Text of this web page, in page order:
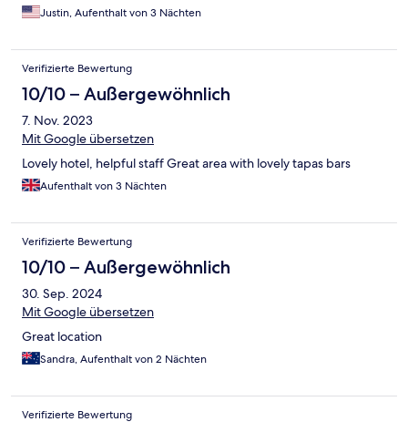
Justin, Aufenthalt von 3 Nächten
Verifizierte Bewertung
10/10 – Außergewöhnlich
7. Nov. 2023
Mit Google übersetzen
Lovely hotel, helpful staff Great area with lovely tapas bars
Aufenthalt von 3 Nächten
Verifizierte Bewertung
10/10 – Außergewöhnlich
30. Sep. 2024
Mit Google übersetzen
Great location
Sandra, Aufenthalt von 2 Nächten
Verifizierte Bewertung